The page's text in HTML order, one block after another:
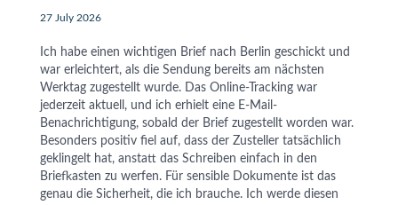
27 July 2026
Ich habe einen wichtigen Brief nach Berlin geschickt und
war erleichtert, als die Sendung bereits am nächsten
Werktag zugestellt wurde. Das Online-Tracking war
jederzeit aktuell, und ich erhielt eine E-Mail-
Benachrichtigung, sobald der Brief zugestellt worden war.
Besonders positiv fiel auf, dass der Zusteller tatsächlich
geklingelt hat, anstatt das Schreiben einfach in den
Briefkasten zu werfen. Für sensible Dokumente ist das
genau die Sicherheit, die ich brauche. Ich werde diesen